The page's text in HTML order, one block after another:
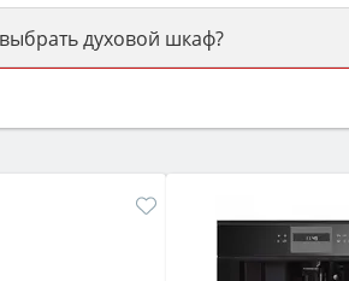
духовой шкаф?
не ниже A и